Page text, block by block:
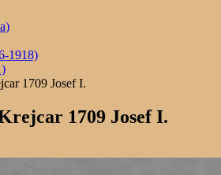
1918)
1709 Josef I.
1709 Josef I.